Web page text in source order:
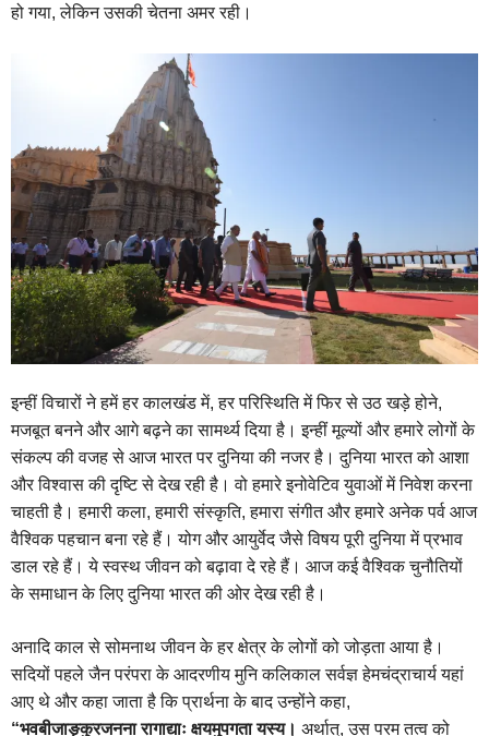
हो गया, लेकिन उसकी चेतना अमर रही।
इन्हीं विचारों ने हमें हर कालखंड में, हर परिस्थिति में फिर से उठ खड़े होने,
मजबूत बनने और आगे बढ़ने का सामर्थ्य दिया है। इन्हीं मूल्यों और हमारे लोगों के
संकल्प की वजह से आज भारत पर दुनिया की नजर है। दुनिया भारत को आशा
और विश्वास की दृष्टि से देख रही है। वो हमारे इनोवेटिव युवाओं में निवेश करना
चाहती है। हमारी कला, हमारी संस्कृति, हमारा संगीत और हमारे अनेक पर्व आज
वैश्विक पहचान बना रहे हैं। योग और आयुर्वेद जैसे विषय पूरी दुनिया में प्रभाव
डाल रहे हैं। ये स्वस्थ जीवन को बढ़ावा दे रहे हैं। आज कई वैश्विक चुनौतियों
के समाधान के लिए दुनिया भारत की ओर देख रही है।
अनादि काल से सोमनाथ जीवन के हर क्षेत्र के लोगों को जोड़ता आया है।
सदियों पहले जैन परंपरा के आदरणीय मुनि कलिकाल सर्वज्ञ हेमचंद्राचार्य यहां
आए थे और कहा जाता है कि प्रार्थना के बाद उन्होंने कहा,
“भवबीजाङ्कुरजनना रागाद्याः क्षयमुपगता यस्य। अर्थात्, उस परम तत्व को